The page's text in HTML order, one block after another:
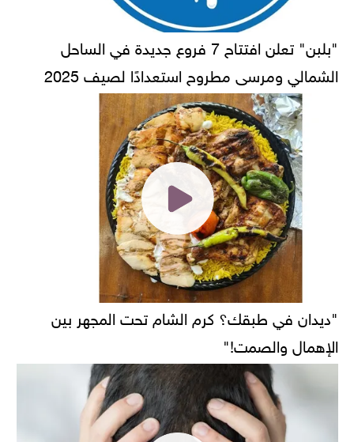
"بلبن" تعلن افتتاح 7 فروع جديدة في الساحل
الشمالي ومرسى مطروح استعدادًا لصيف 2025
"ديدان في طبقك؟ كرم الشام تحت المجهر بين
الإهمال والصمت!"